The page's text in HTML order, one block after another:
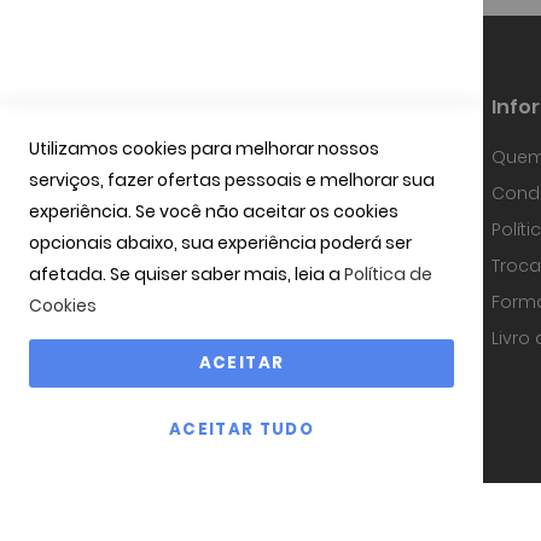
Fundada em Janeiro de 1997, a
OPTIBARCA tem sabido desenvolver-se
e adaptar-se a um mercado em
contínua evolução, investindo em
equipamentos de alta precisão, na
tecnologia óptica mais avançada e
Livro
Utilizamos cookies para melhorar nossos
serviços, fazer ofertas pessoais e melhorar sua
experiência. Se você não aceitar os cookies
opcionais abaixo, sua experiência poderá ser
afetada. Se quiser saber mais, leia a Política de
Cookies
ACEITAR
ACEITAR TUDO